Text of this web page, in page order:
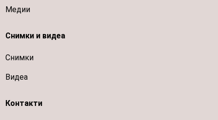
Медии
Снимки и видеа
Снимки
Видеа
Контакти